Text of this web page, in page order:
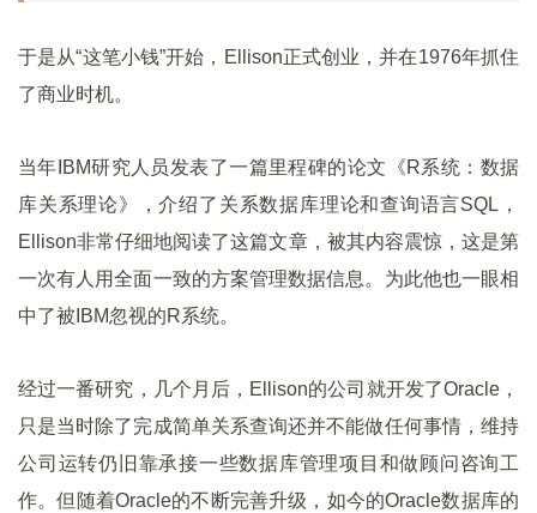
于是从“这笔小钱”开始，Ellison正式创业，并在1976年抓住
了商业时机。
当年IBM研究人员发表了一篇里程碑的论文《R系统：数据
库关系理论》，介绍了关系数据库理论和查询语言SQL，
Ellison非常仔细地阅读了这篇文章，被其内容震惊，这是第
一次有人用全面一致的方案管理数据信息。为此他也一眼相
中了被IBM忽视的R系统。
经过一番研究，几个月后，Ellison的公司就开发了Oracle，
只是当时除了完成简单关系查询还并不能做任何事情，维持
公司运转仍旧靠承接一些数据库管理项目和做顾问咨询工
作。但随着Oracle的不断完善升级，如今的Oracle数据库的